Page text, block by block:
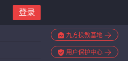
登录
九方投教基地
用户保护中心